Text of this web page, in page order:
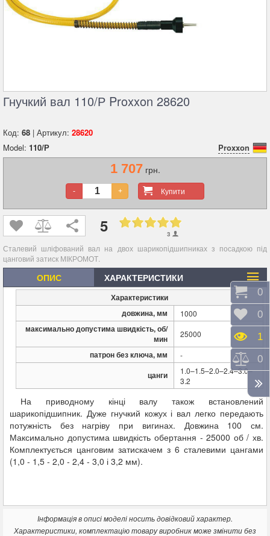
Гнучкий вал 110/Р Proxxon 28620
Код: 68 | Артикул: 28620
Model: 110/Р Proxxon
1 707грн.
Купити
- +
5 3
Сталевий шліфований вал на двох шарикопідшипниках з посадкою під
цанговий затиск МІКРОМОТ.
ОПИС ХАРАКТЕРИСТИКИ
Характеристики
довжина, мм
1000
максимально допустима швидкість, об/
мин
25000
патрон без ключа, мм -
цанги
1.0–1.5–2.0–2.4–3.0–
3.2
На приводному кінці валу також встановлений
шарикопідшипник. Дуже гнучкий кожух і вал легко передають
потужність без нагріву при вигинах. Довжина 100 см.
Максимально допустима швидкість обертання - 25000 об / хв.
Комплектується цанговим затискачем з 6 сталевими цангами
(1,0 - 1,5 - 2,0 - 2,4 - 3,0 і 3,2 мм).
Інформація в описі моделі носить довідковий характер.
Характеристики, комплектацію товару виробник може змінити без
0
0
1
0